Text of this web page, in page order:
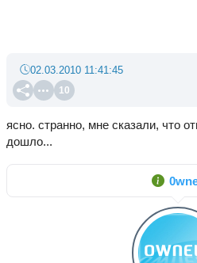
10
02.03.2010 11:41:45
ясно. странно, мне сказали, что
дошло...